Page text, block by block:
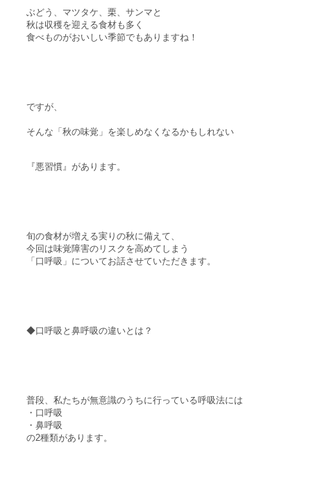
ぶどう、マツタケ、栗、サンマと
秋は収穫を迎える食材も多く
食べものがおいしい季節でもありますね！
ですが、
そんな「秋の味覚」を楽しめなくなるかもしれない
『悪習慣』があります。
旬の食材が増える実りの秋に備えて、
今回は味覚障害のリスクを高めてしまう
「口呼吸」についてお話させていただきます。
◆口呼吸と鼻呼吸の違いとは？
普段、私たちが無意識のうちに行っている呼吸法には
・口呼吸
・鼻呼吸
の2種類があります。